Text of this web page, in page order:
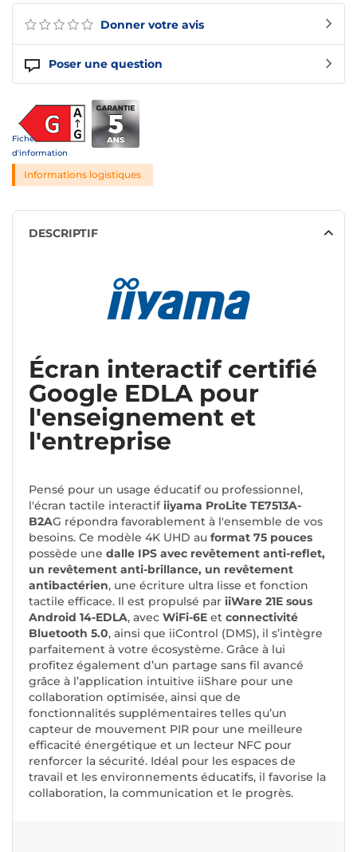
Donner votre avis
Poser une question
Fiche
d'information
Informations logistiques
DESCRIPTIF
Écran interactif certifié
Google EDLA pour
l'enseignement et
l'entreprise
Pensé pour un usage éducatif ou professionnel,
l'écran tactile interactifiiyama ProLite TE7513A-
B2AG répondra favorablement à l'ensemble de vos
besoins. Ce modèle 4K UHD au format 75 pouces
possède une dalle IPS avec revêtement anti-reflet,
un revêtement anti-brillance, un revêtement
antibactérien, une écriture ultra lisse et fonction
tactile efficace. Il est propulsé par iiWare 21E sous
Android 14-EDLA, avec WiFi-6E et connectivité
Bluetooth 5.0, ainsi que iiControl (DMS), il s’intègre
parfaitement à votre écosystème. Grâce à lui
profitez également d’un partage sans fil avancé
grâce à l’application intuitive iiShare pour une
collaboration optimisée, ainsi que de
fonctionnalités supplémentaires telles qu’un
capteur de mouvement PIR pour une meilleure
efficacité énergétique et un lecteur NFC pour
renforcer la sécurité. Idéal pour les espaces de
travail et les environnements éducatifs, il favorise la
collaboration, la communication et le progrès.